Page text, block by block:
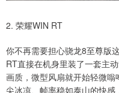
2. 荣耀WIN RT
你不再需要担心骁龙8至尊版
RT直接在机身里装了一套主
画质，微型风扇就开始轻微
尖冰凉、帧率稳如泰山的快